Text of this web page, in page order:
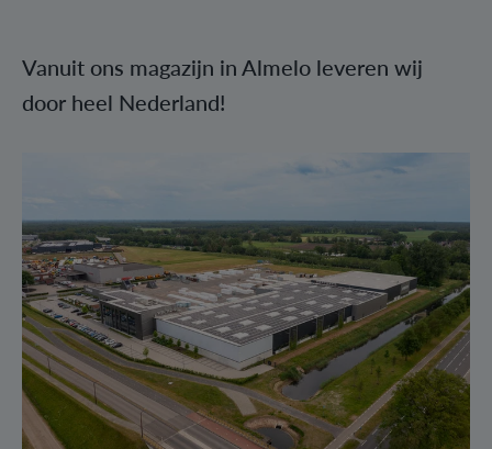
Vanuit ons magazijn in Almelo leveren wij
door heel Nederland!